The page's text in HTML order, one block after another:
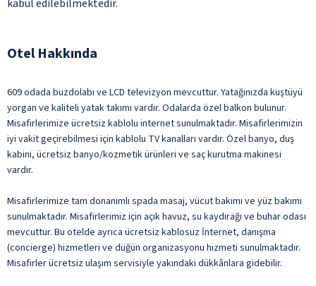
kabul edilebilmektedir.
Otel Hakkında
609 odada buzdolabı ve LCD televizyon mevcuttur. Yatağınızda kuştüyü
yorgan ve kaliteli yatak takımı vardır. Odalarda özel balkon bulunur.
Misafirlerimize ücretsiz kablolu internet sunulmaktadır. Misafirlerimizin
iyi vakit geçirebilmesi için kablolu TV kanalları vardır. Özel banyo, duş
kabini, ücretsiz banyo/kozmetik ürünleri ve saç kurutma makinesi
vardır.
Misafirlerimize tam donanımlı spada masaj, vücut bakımı ve yüz bakımı
sunulmaktadır. Misafirlerimiz için açık havuz, su kaydırağı ve buhar odası
mevcuttur. Bu otelde ayrıca ücretsiz kablosuz İnternet, danışma
(concierge) hizmetleri ve düğün organizasyonu hizmeti sunulmaktadır.
Misafirler ücretsiz ulaşım servisiyle yakındaki dükkânlara gidebilir.